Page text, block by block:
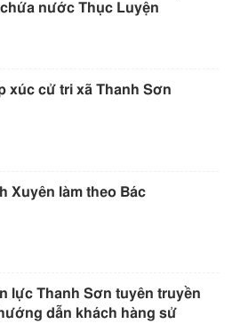
chứa nước Thục Luyện
xúc cử tri xã Thanh Sơn
Xuyên làm theo Bác
lực Thanh Sơn tuyên truyền
dẫn khách hàng sử